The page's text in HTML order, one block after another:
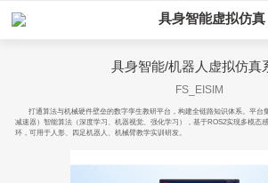
具身智能虚拟仿真
具身智能/机器人虚拟仿真
FS_EISIM
打通算法与机械硬件壁垒的数字孪生教研平台，构建全链路知识体系。平台
减速器）智能算法（深度学习、机器视觉、强化学习），基于ROS2实现多模态
环，可用于人形、四足机器人、机械臂教学实训研发。